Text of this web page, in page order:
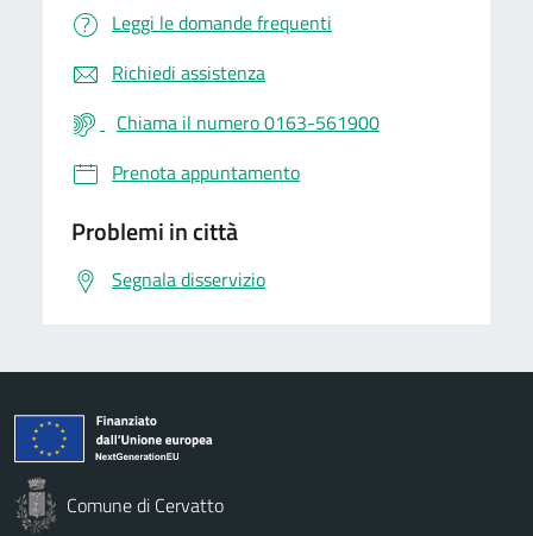
Leggi le domande frequenti
Richiedi assistenza
Chiama il numero 0163-561900
Prenota appuntamento
Problemi in città
Segnala disservizio
Comune di Cervatto